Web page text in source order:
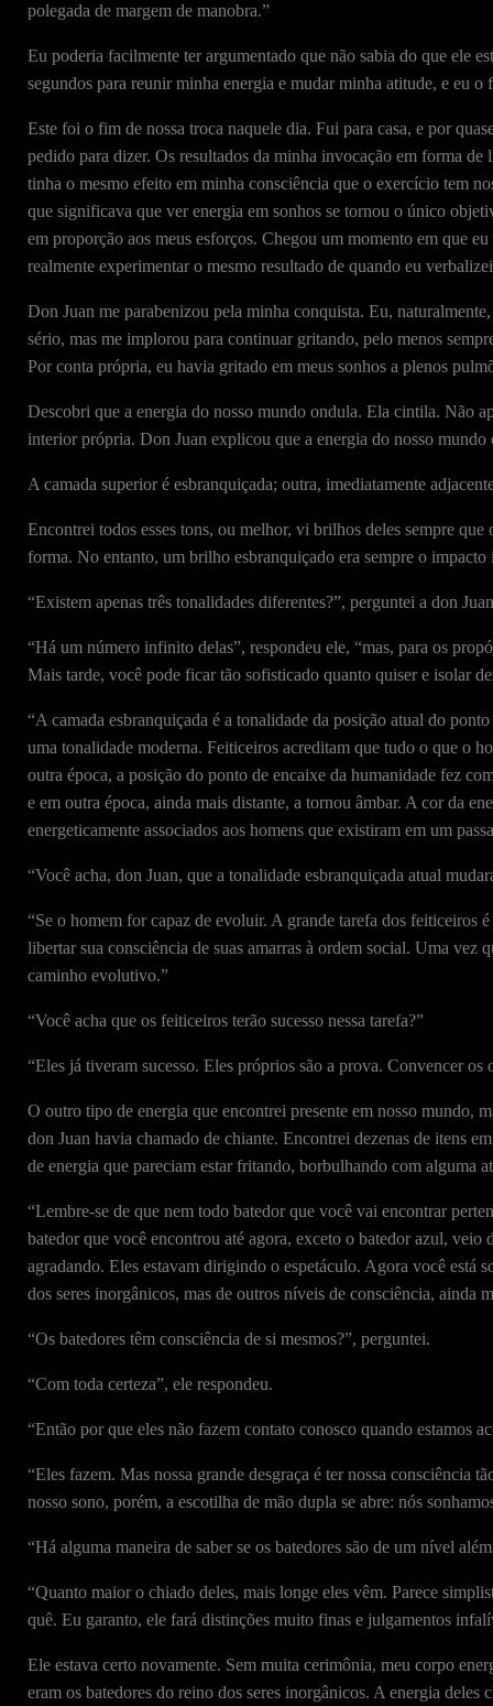
polegada de margem de manobra.”
Eu poderia facilmente ter argumentado que não sabia do que ele
segundos para reunir minha energia e mudar minha atitude, e eu o
Este foi o fim de nossa troca naquele dia. Fui para casa, e por
pedido para dizer. Os resultados da minha invocação em forma
tinha o mesmo efeito em minha consciência que o exercício tem
que significava que ver energia em sonhos se tornou o único
em proporção aos meus esforços. Chegou um momento em que
realmente experimentar o mesmo resultado de quando eu
Don Juan me parabenizou pela minha conquista. Eu,
sério, mas me implorou para continuar gritando, pelo menos
Por conta própria, eu havia gritado em meus sonhos a plenos
Descobri que a energia do nosso mundo ondula. Ela cintila. Não
interior própria. Don Juan explicou que a energia do nosso mundo
A camada superior é esbranquiçada; outra, imediatamente
Encontrei todos esses tons, ou melhor, vi brilhos deles sempre
forma. No entanto, um brilho esbranquiçado era sempre o
“Existem apenas três tonalidades diferentes?”, perguntei a don
“Há um número infinito delas”, respondeu ele, “mas, para os
Mais tarde, você pode ficar tão sofisticado quanto quiser e isolar
“A camada esbranquiçada é a tonalidade da posição atual do
uma tonalidade moderna. Feiticeiros acreditam que tudo o que o
outra época, a posição do ponto de encaixe da humanidade fez
e em outra época, ainda mais distante, a tornou âmbar. A cor da
energeticamente associados aos homens que existiram em um
“Você acha, don Juan, que a tonalidade esbranquiçada atual
“Se o homem for capaz de evoluir. A grande tarefa dos feiticeiros
libertar sua consciência de suas amarras à ordem social. Uma
caminho evolutivo.”
“Você acha que os feiticeiros terão sucesso nessa tarefa?”
“Eles já tiveram sucesso. Eles próprios são a prova. Convencer
O outro tipo de energia que encontrei presente em nosso mundo,
don Juan havia chamado de chiante. Encontrei dezenas de itens
de energia que pareciam estar fritando, borbulhando com alguma
“Lembre-se de que nem todo batedor que você vai encontrar
batedor que você encontrou até agora, exceto o batedor azul, veio
agradando. Eles estavam dirigindo o espetáculo. Agora você está
dos seres inorgânicos, mas de outros níveis de consciência, ainda
“Os batedores têm consciência de si mesmos?”, perguntei.
“Com toda certeza”, ele respondeu.
“Então por que eles não fazem contato conosco quando estamos
“Eles fazem. Mas nossa grande desgraça é ter nossa consciência
nosso sono, porém, a escotilha de mão dupla se abre: nós
“Há alguma maneira de saber se os batedores são de um nível
“Quanto maior o chiado deles, mais longe eles vêm. Parece
quê. Eu garanto, ele fará distinções muito finas e julgamentos
Ele estava certo novamente. Sem muita cerimônia, meu corpo
eram os batedores do reino dos seres inorgânicos. A energia